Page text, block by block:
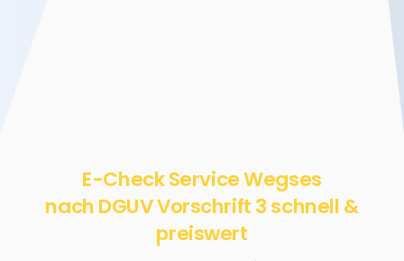
E-Check Service Wegses
nach DGUV Vorschrift 3 schnell &
preiswert